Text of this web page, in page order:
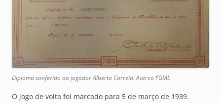
Diploma conferido ao jogador Alberto Correia. Acervo FGML
O jogo de volta foi marcado para 5 de março de 1939.